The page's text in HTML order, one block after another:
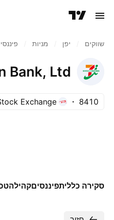
שווקים יפן‏ מניות‏ פיננסי
Bank, Ltd.
8410
Exchange
סקירה כלליתפיננסיםקהילה